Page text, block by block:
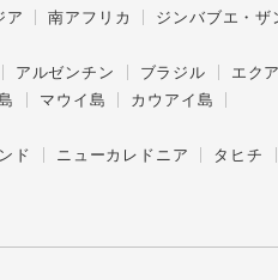
ア 南アフリカ ジンバブエ・ザ
アルゼンチン ブラジル エク
マウイ島
カウアイ島
ド ニューカレドニア タヒチ